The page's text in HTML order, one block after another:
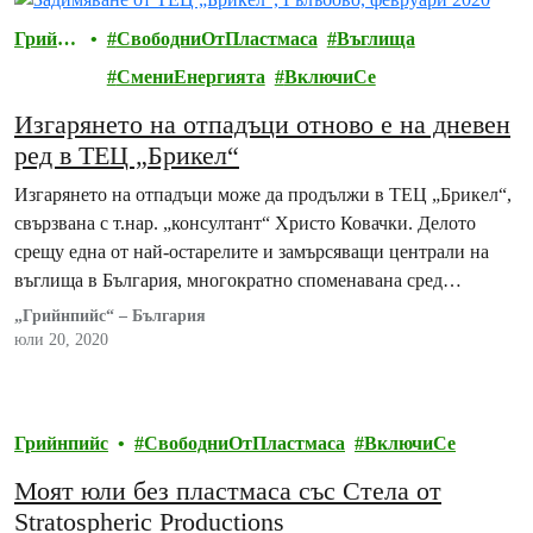
Грийнп
СвободниОтПластмаса
Въглища
СмениЕнергията
ВключиСе
Изгарянето на отпадъци отново е на дневен
ред в ТЕЦ „Брикел“
Изгарянето на отпадъци може да продължи в ТЕЦ „Брикел“,
свързвана с т.нар. „консултант“ Христо Ковачки. Делото
срещу една от най-остарелите и замърсяващи централи на
въглища в България, многократно споменавана сред…
„Грийнпийс“ – България
юли 20, 2020
Грийнпийс СвободниОтПластмаса ВключиСе
Моят юли без пластмаса със Стела от
Stratospheric Productions